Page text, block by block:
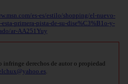
es-es/estilo/shopping/el-nuevo-
primera-pista-de-su-dise%C3%B1o-y-
ar-AA251Yuy
infringe derechos de autor o propiedad